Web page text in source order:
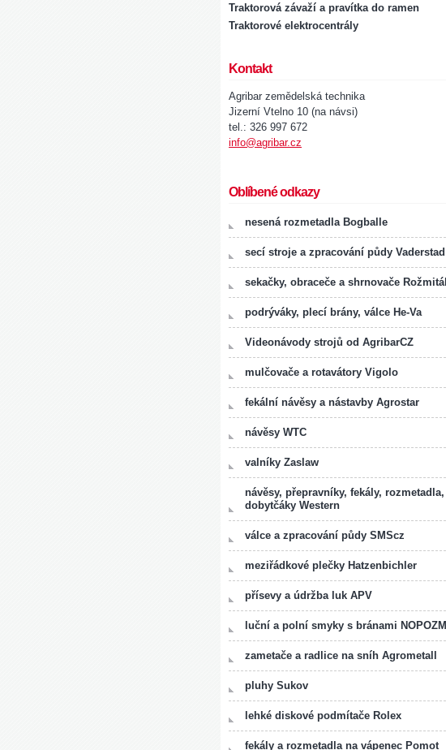
Traktorová závaží a pravítka do ramen
Traktorové elektrocentrály
Kontakt
Agribar zemědelská technika
Jizerní Vtelno 10 (na návsi)
tel.: 326 997 672
info@agribar.cz
Oblíbené odkazy
nesená rozmetadla Bogballe
secí stroje a zpracování půdy Vaderstad
sekačky, obraceče a shrnovače Rožmitál
podrýváky, plecí brány, válce He-Va
Videonávody strojů od AgribarCZ
mulčovače a rotavátory Vigolo
fekální návěsy a nástavby Agrostar
návěsy WTC
valníky Zaslaw
návěsy, přepravníky, fekály, rozmetadla,
dobytčáky Western
válce a zpracování půdy SMScz
meziřádkové plečky Hatzenbichler
přísevy a údržba luk APV
luční a polní smyky s bránami NOPOZM
zametače a radlice na sníh Agrometall
pluhy Sukov
lehké diskové podmítače Rolex
fekály a rozmetadla na vápenec Pomot